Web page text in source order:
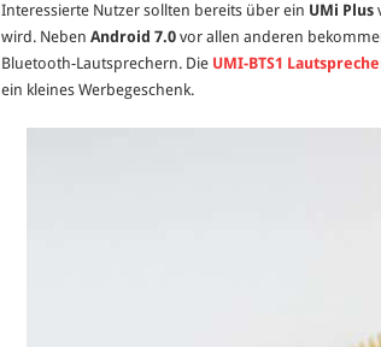
Interessierte Nutzer sollten bereits über ein UMi Plus
wird. Neben Android 7.0 vor allen anderen
Bluetooth-Lautsprechern. Die UMI-BTS1
ein kleines Werbegeschenk.